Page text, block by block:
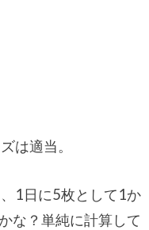
は適当。
1日に5枚として1か
な？単純に計算して